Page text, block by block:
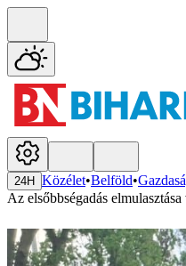
24H Közélet•Belföld•
Az elsőbbségadás